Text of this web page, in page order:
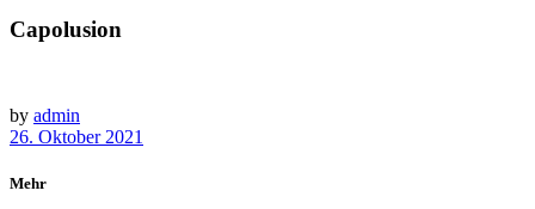
Capolusion
by admin
26. Oktober 2021
Mehr